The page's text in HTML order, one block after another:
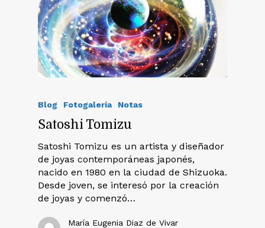
Blog Fotogalería Notas
Satoshi Tomizu
Satoshi Tomizu es un artista y diseñador
de joyas contemporáneas japonés,
nacido en 1980 en la ciudad de Shizuoka.
Desde joven, se interesó por la creación
de joyas y comenzó…
María Eugenia Diaz de Vivar